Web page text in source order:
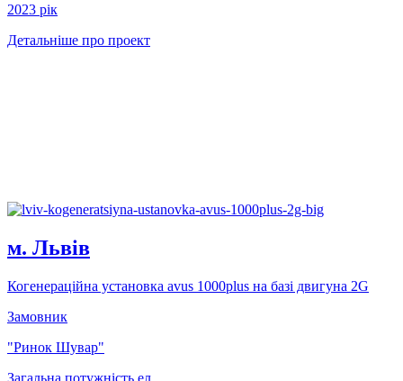
2023 рiк
Детальніше про проект
м. Львів
Когенерацiйна установка avus 1000plus на базi двигуна 2G
Замовник
"Ринок Шувар"
Загальна потужність ел.